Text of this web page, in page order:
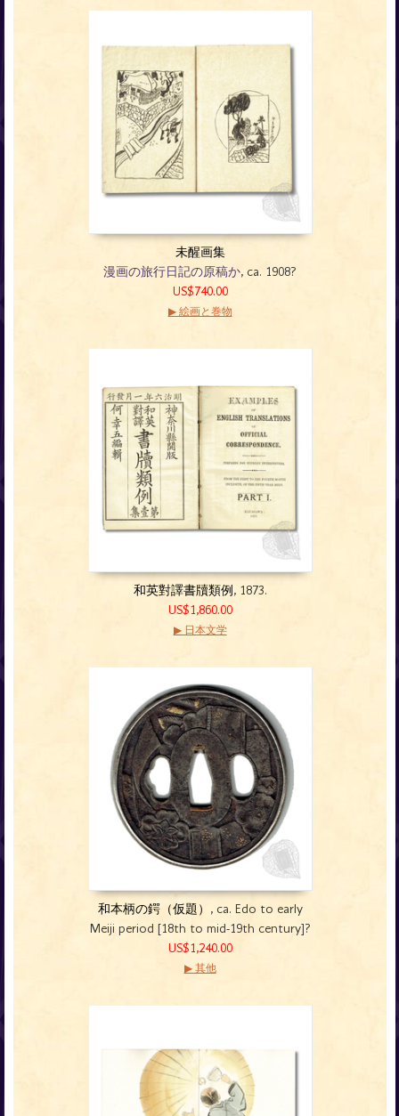
未醒画集
漫画の旅行日記の原稿か, ca. 1908?
US$740.00
▶ 絵画と巻物
和英對譯書牘類例 , 1873.
US$1,860.00
▶ 日本文学
和本柄の鍔（仮題） , ca. Edo to early
Meiji period [18th to mid-19th century]?
US$1,240.00
▶ 其他